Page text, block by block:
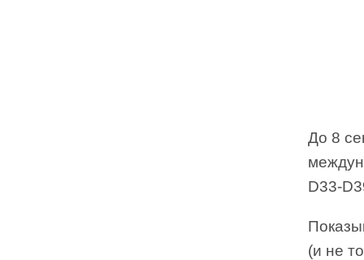
До 8
D33-
(и не